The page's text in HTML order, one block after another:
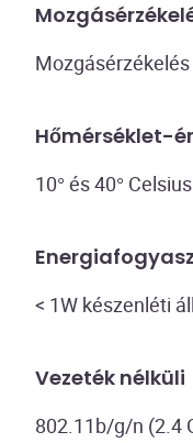
Hőmérséklet-
10° és 40°
< 1W készenléti
Vezeték nélküli
802.11b/g/n (2.4